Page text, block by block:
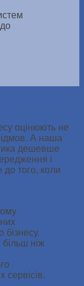
оцінюють не
А наша
дешевше
і
того, коли
ніж
сервісів.